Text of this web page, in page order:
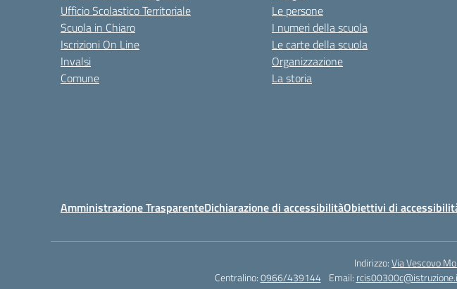
Ufficio Scolastico Territoriale
Scuola in Chiaro
Iscrizioni On Line
Invalsi
Comune
Le persone
I numeri della scuola
Le carte della scuola
Organizzazione
La storia
Amministrazione TrasparenteDichiarazione di accessibilitàObiettivi di
Indirizzo:Via Vescovo
Centralino:0966/439144 Email: